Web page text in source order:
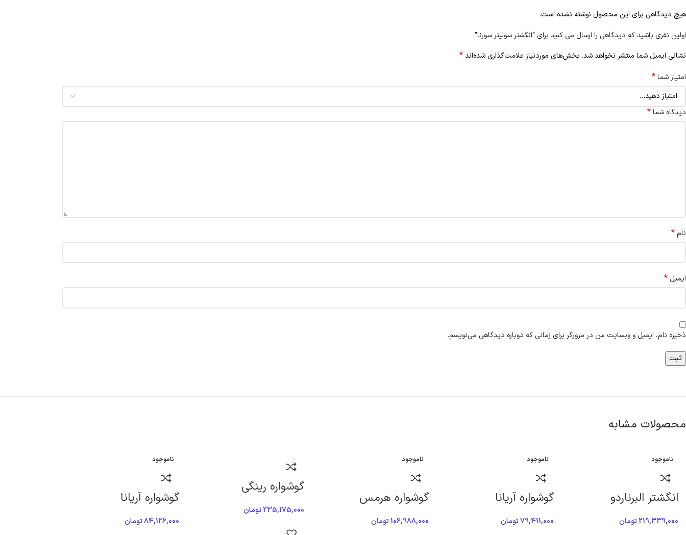
هیچ دیدگاهی برای این محصول نوشته نشده است.
اولین نفری باشید که دیدگاهی را ارسال می کنید برای “انگشتر سولیتر سورنا”
نشانی ایمیل شما منتشر نخواهد شد. بخش‌های موردنیاز علامت‌گذاری شده‌اند*
امتیاز شما*
دیدگاه شما*
نام*
ایمیل *
ذخیره نام، ایمیل و وبسایت من در مرورگر برای زمانی که دوباره دیدگاهی می‌نویسم.
محصولات مشابه
ناموجود
انگشتر البرناردو
219,339,000تومان
ناموجود
گوشواره آریانا
79,411,000تومان
ناموجود
گوشواره هرمس
106,988,000تومان
گوشواره رینگی
235,175,000تومان
ناموجود
گوشواره آریانا
84,126,000تومان